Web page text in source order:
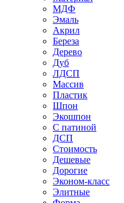
МДФ
Эмаль
Акрил
Береза
Дерево
Дуб
ЛДСП
Массив
Пластик
Шпон
Экошпон
С патиной
ДСП
Стоимость
Дешевые
Дорогие
Эконом-класс
Элитные